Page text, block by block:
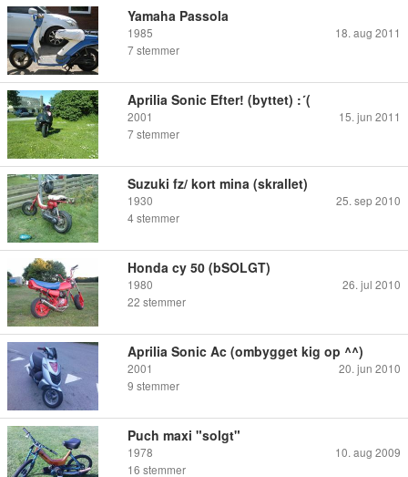
Yamaha Passola
1985
18. aug 2011
7 stemmer
Aprilia Sonic Efter! (byttet) :´(
2001
15. jun 2011
7 stemmer
Suzuki fz/ kort mina (skrallet)
1930
25. sep 2010
4 stemmer
Honda cy 50 (bSOLGT)
1980
26. jul 2010
22 stemmer
Aprilia Sonic Ac (ombygget kig op ^^)
2001
20. jun 2010
9 stemmer
Puch maxi "solgt"
1978
10. aug 2009
16 stemmer